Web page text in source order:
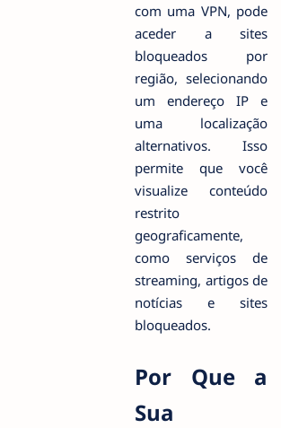
com uma VPN, pode
aceder a sites
bloqueados por
região, selecionando
um endereço IP e
uma localização
alternativos. Isso
permite que você
visualize conteúdo
restrito
geograficamente,
como serviços de
streaming, artigos de
notícias e sites
bloqueados.
Por Que a
Sua